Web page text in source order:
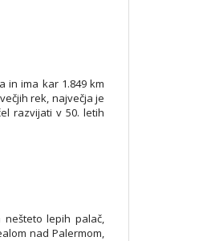
in ima kar 1.849 km
rek, največja je
razvijati v 50. letih
lepih palač,
nad Palermom,